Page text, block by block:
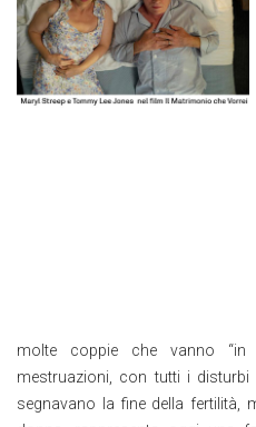
i
g
a
t
molte coppie che vanno “in
mestruazioni, con tutti i
segnavano la fine della fertilità,